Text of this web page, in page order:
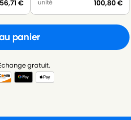
56,71 €
unité
100,80€
panier
gratuit.